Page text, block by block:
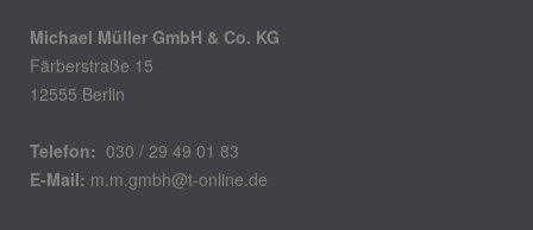
Michael Müller GmbH & Co. KG
Färberstraße 15
12555 Berlin
Telefon: 030 / 29 49 01 83
E-Mail: m.m.gmbh@t-online.de